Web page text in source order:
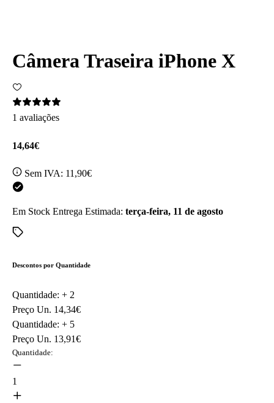
Câmera Traseira iPhone X
1 avaliações
14,64€
Sem IVA: 11,90€
Em Stock Entrega Estimada: terça-feira, 11 de agosto
Descontos por Quantidade
Quantidade: + 2
Preço Un. 14,34€
Quantidade: + 5
Preço Un. 13,91€
Quantidade:
1